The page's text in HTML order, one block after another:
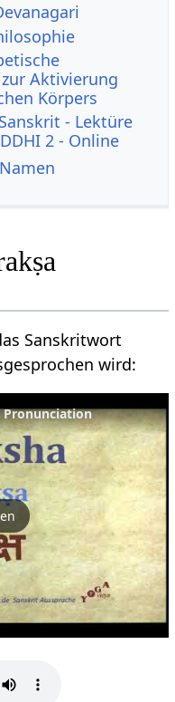
Aktivierung
Körpers
- Lektüre
2 - Online
Sanskritwort
wird:
Pronunciation